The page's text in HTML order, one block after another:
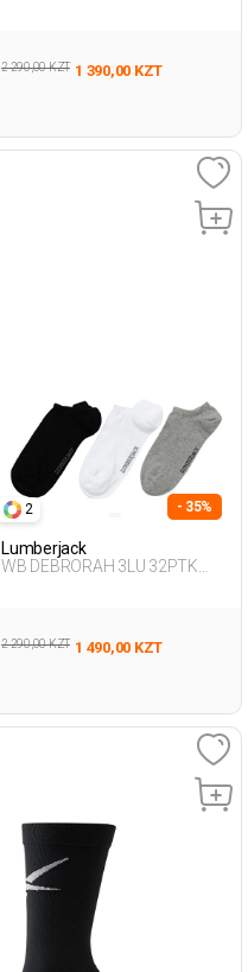
2 290,00 KZT 1 390,00 KZT
2 - 35%
Lumberjack
WB DEBRORAH 3LU 32PTK
2 290,00 KZT 1 490,00 KZT